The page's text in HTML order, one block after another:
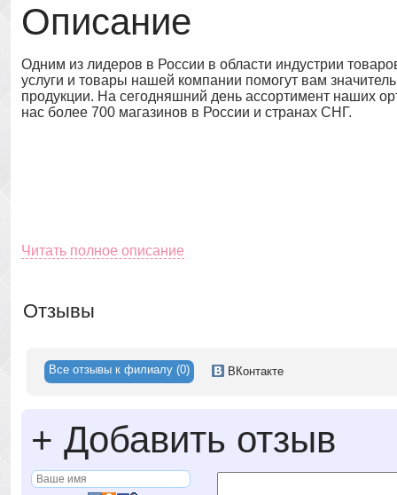
Описание
Одним из лидеров в России в области индустрии
услуги и товары нашей компании помогут вам
продукции. На сегодняшний день ассортимент наших
нас более 700 магазинов в России и странах СНГ.
Читать полное описание
Отзывы
Все отзывы к филиалу (0) ВКонтакте
+ Добавить отзыв